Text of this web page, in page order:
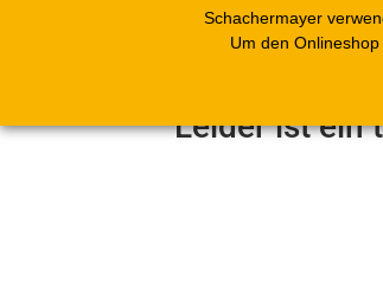
Schachermayer
Um den
Leider ist ein